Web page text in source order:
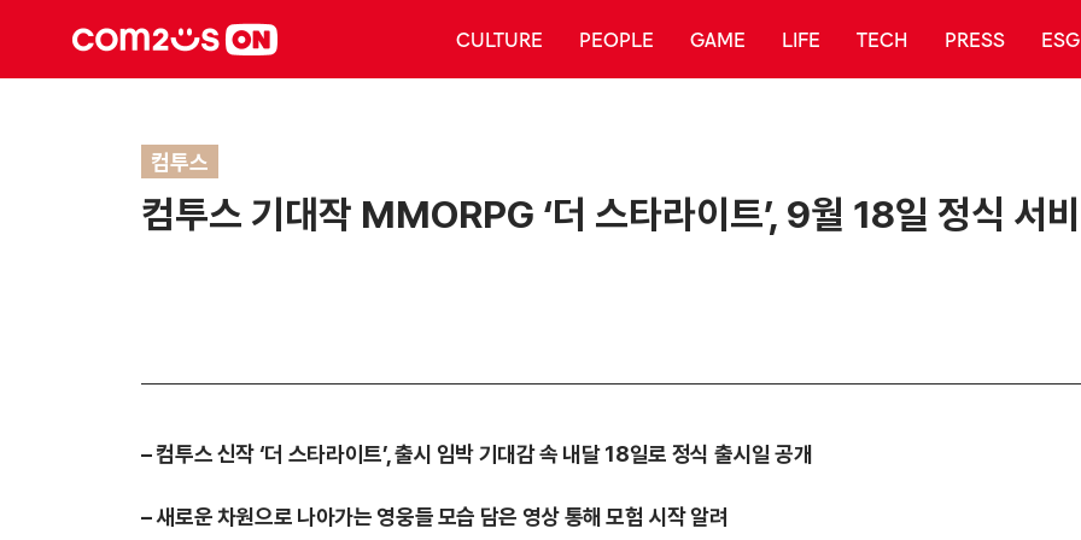
CULTURE PEOPLE GAME LIFE TECH PRESS ESG
컴투스
컴투스 기대작 MMORPG ‘더 스타라이트’, 9월 18일 정식 서
–컴투스 신작 ‘더 스타라이트’, 출시 임박 기대감 속 내달 18일로 정식 출시일 공개
–새로운 차원으로 나아가는 영웅들 모습 담은 영상 통해 모험 시작 알려